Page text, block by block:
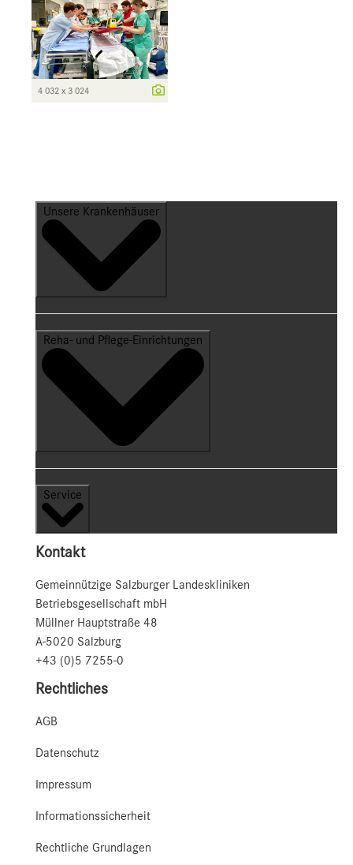
4 032 x 3 024
Unsere Krankenhäuser
Reha- und Pflege-Einrichtungen
Service
Kontakt
Gemeinnützige Salzburger Landeskliniken
Betriebsgesellschaft mbH
Müllner Hauptstraße 48
A-5020 Salzburg
+43 (0)5 7255-0
Rechtliches
AGB
Datenschutz
Impressum
Informationssicherheit
Rechtliche Grundlagen